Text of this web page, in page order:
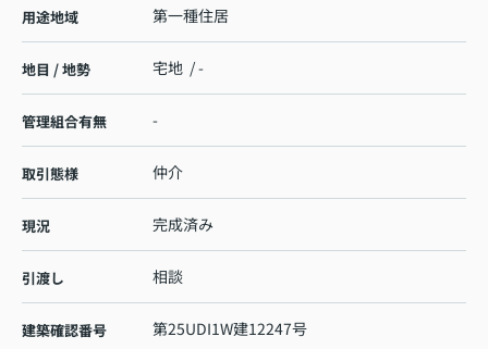
用途地域 第一種住居
地目 / 地勢 宅地 / -
管理組合有無 -
取引態様 仲介
現況 完成済み
引渡し 相談
建築確認番号 第25UDI1W建12247号